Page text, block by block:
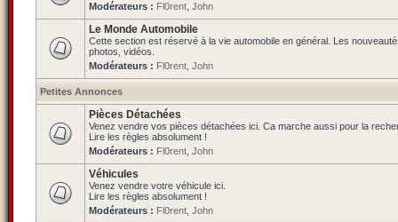
Modérateurs : Fl0rent John
Le Monde Automobile
Cette section est réservé à la vie automobile en général. Les
photos, vidéos.
Modérateurs : Fl0rent John
Petites Annonces
Pièces Détachées
Venez vendre vos pièces détachées ici. Ca marche aussi pour la
Lire les règles absolument !
Modérateurs : Fl0rent John
Véhicules
Venez vendre votre véhicule ici.
Lire les règles absolument !
Modérateurs : Fl0rent John